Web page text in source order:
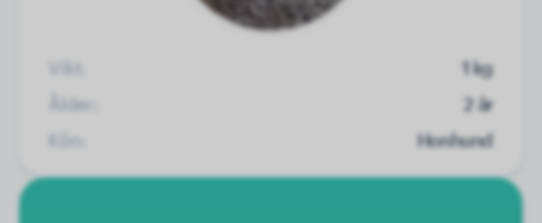
Vikt:
1 kg
Ålder:
2 år
Kön:
Honhund